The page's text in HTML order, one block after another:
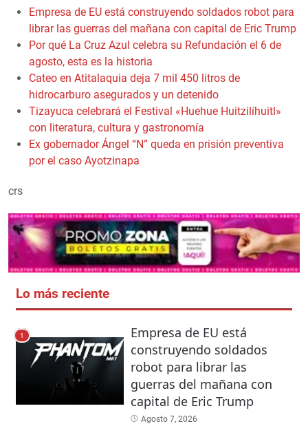
Empresa de EU está construyendo soldados robot para
librar las guerras del mañana con capital de Eric Trump
Por qué La Cruz Azul celebra su Refundación el 6 de
agosto, esta es la historia
Cateo en Atitalaquia deja 7 mil 450 litros de
hidrocarburo asegurados y un detenido
Tizayuca celebrará el Festival «Huehue Huitzilíhuitl»
con literatura, cultura y gastronomía
Ex gobernador Ángel “N” queda en prisión preventiva
por el caso Ayotzinapa
crs
Lo más reciente
1
Empresa de EU está
construyendo soldados
robot para librar las
guerras del mañana con
capital de Eric Trump
Agosto 7, 2026